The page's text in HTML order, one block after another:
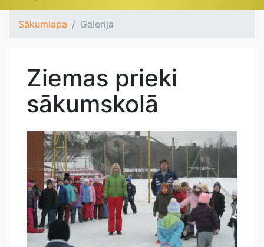
Sākumlapa Galerija
Ziemas prieki
sākumskolā